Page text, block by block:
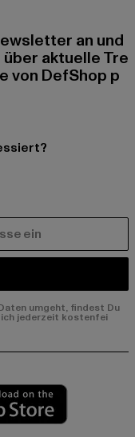
an und
aktuelle Tre
von DefShop p
umgeht, findest Du
jederzeit kostenfei